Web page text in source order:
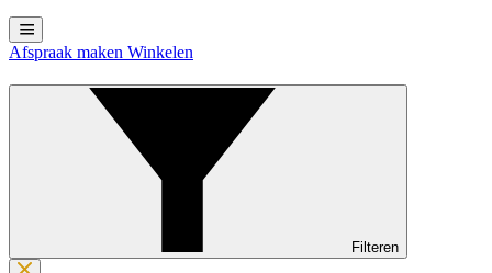
Afspraak maken Winkelen
Filteren